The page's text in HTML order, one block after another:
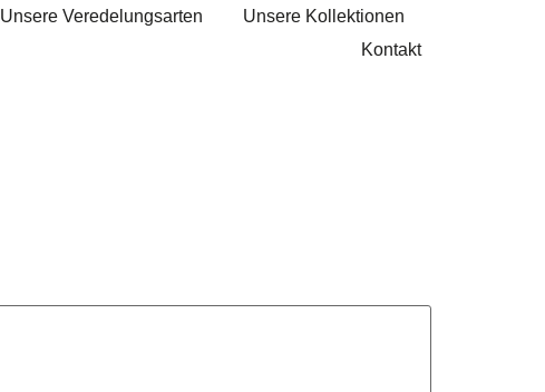
Unsere Veredelungsarten
Unsere Kollektionen
Kontakt